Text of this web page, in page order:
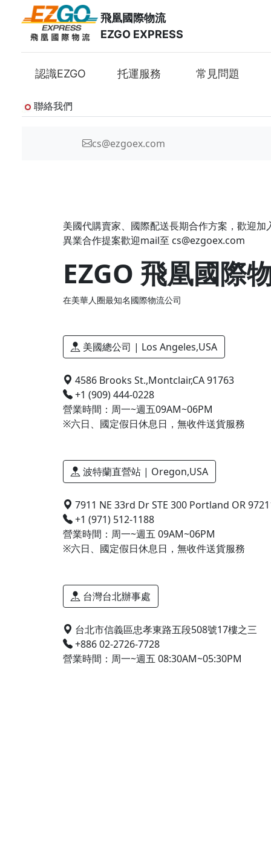
飛凰國際物流
EZGO EXPRESS
認識EZGO 托運服務 常見問題
聯絡我們